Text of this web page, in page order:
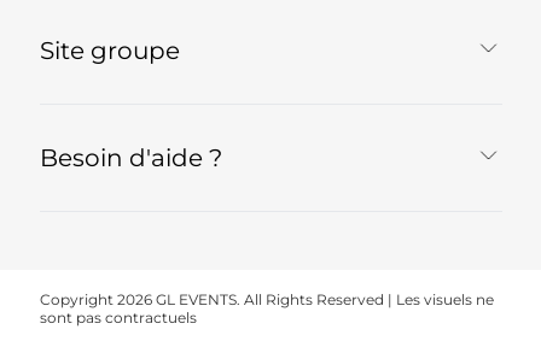
Site groupe
Besoin d'aide ?
Copyright 2026 GL EVENTS. All Rights Reserved | Les visuels ne
sont pas contractuels